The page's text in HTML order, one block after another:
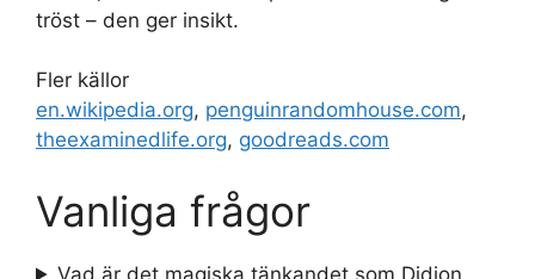
tröst – den ger insikt.
Fler källor
en.wikipedia.org, penguinrandomhouse.com,
theexaminedlife.org, goodreads.com
Vanliga frågor
Vad är det magiska tänkandet som Didion